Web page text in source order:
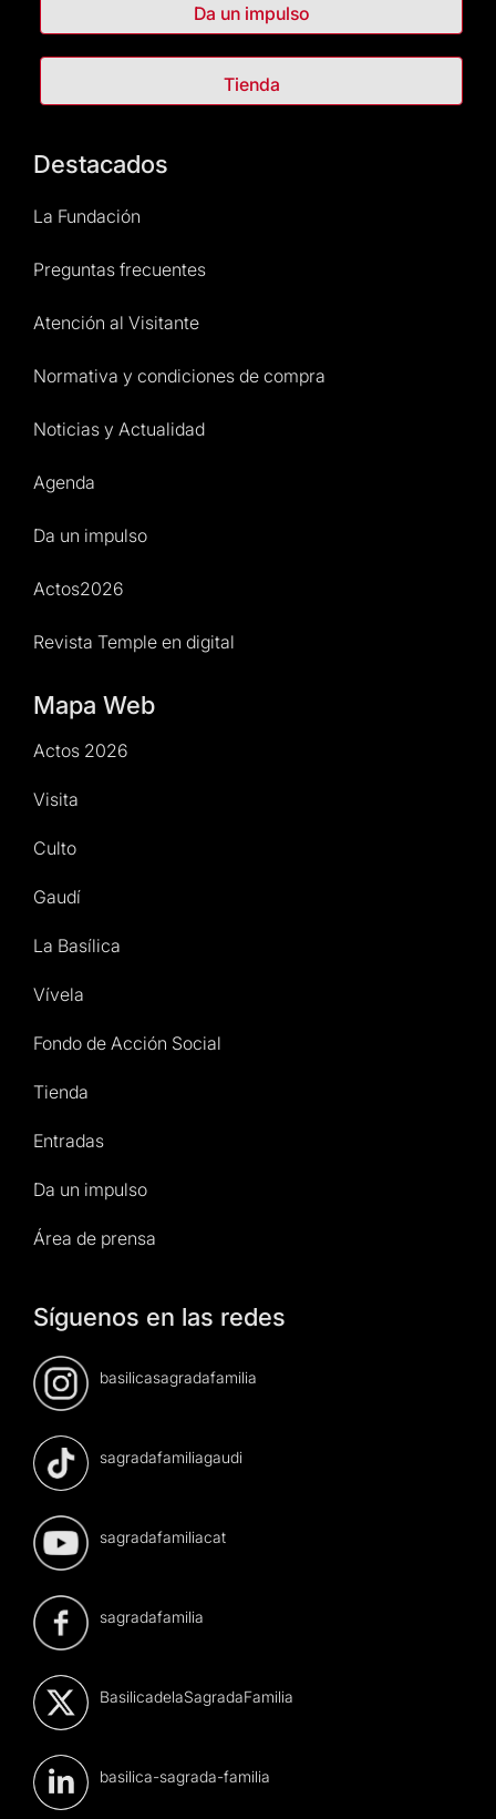
Da un impulso
Tienda
Destacados
La Fundación
Preguntas frecuentes
Atención al Visitante
Normativa y condiciones de compra
Noticias y Actualidad
Agenda
Da un impulso
Actos2026
Revista Temple en digital
Mapa Web
Actos 2026
Visita
Culto
Gaudí
La Basílica
Vívela
Fondo de Acción Social
Tienda
Entradas
Da un impulso
Área de prensa
Síguenos en las redes
basilicasagradafamilia
sagradafamiliagaudi
sagradafamiliacat
sagradafamilia
BasilicadelaSagradaFamilia
basilica-sagrada-familia